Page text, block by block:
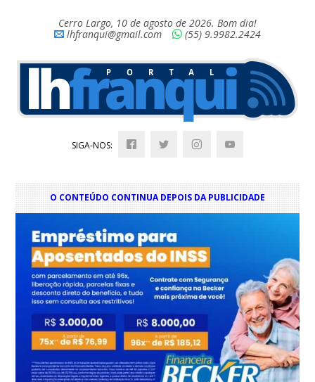
Cerro Largo, 10 de agosto de 2026. Bom dia!
lhfranqui@gmail.com
(55) 9.9982.2424
SIGA-NOS:
O CONTEÚDO CONTINUA DEPOIS DA PUBLICIDADE